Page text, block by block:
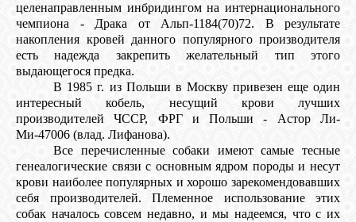
целенаправленным инбридингом на интернационального
чемпиона - Драка от Альп-1184(70)72. В результате
накопления кровей данного популярного производителя
есть надежда закрепить желательный тип этого
выдающегося предка.
В 1985 г. из Польши в Москву привезен еще один
интересный кобель, несущий крови лучших
производителей ЧССР, ФРГ и Польши - Aстор Ли-
Ми-47006 (влад. Лифанова).
Все перечисленные собаки имеют самые тесные
генеалогические связи с основным ядром породы и несут
крови наиболее популярных и хорошо зарекомендовавших
себя производителей. Племенное использование этих
собак началось совсем недавно, и мы надеемся, что с их